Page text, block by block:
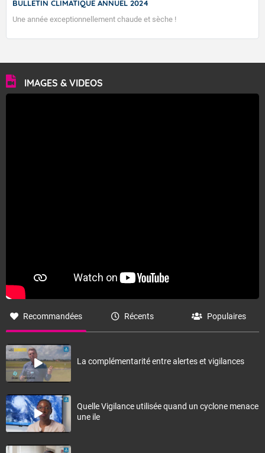
BULLETIN CLIMATIQUE ANNUEL 2024
Une année exceptionnellement chaude et sèche !
IMAGES & VIDEOS
Recommandées Récents Populaires
La complémentarité entre alertes et vigilances
Quelle Vigilance utilisée quand un cyclone menace
une ile